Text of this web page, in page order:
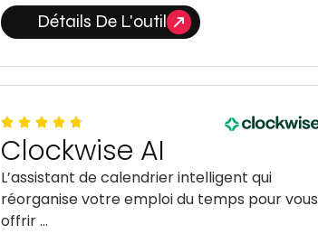
Détails De L'outil
Clockwise AI
L’assistant de calendrier intelligent qui
réorganise votre emploi du temps pour vous
offrir …